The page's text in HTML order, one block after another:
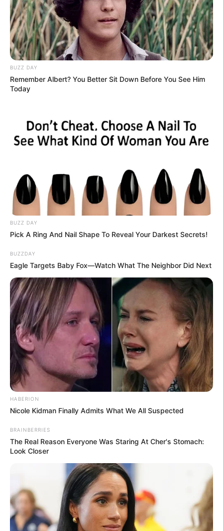
BUZZ DAY
Remember Albert? You Better Sit Down Before You See Him
Today
BUZZ DAY
Pick A Ring And Nail Shape To Reveal Your Darkest Secrets!
BUZZDAY
Eagle Targets Baby Fox—Watch What The Neighbor Did Next
HABERION
Nicole Kidman Finally Admits What We All Suspected
BRAINBERRIES
The Real Reason Everyone Was Staring At Cher's Stomach:
Look Closer